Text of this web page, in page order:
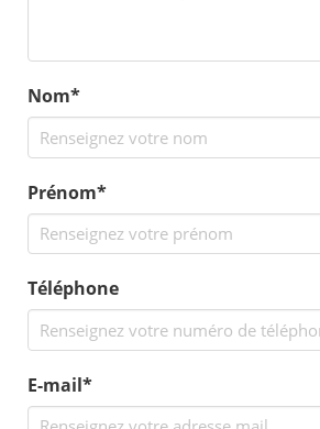
Nom*
Prénom*
Téléphone
E-mail*